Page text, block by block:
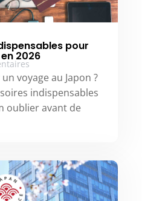
pour
2026
voyage au Japon ?
indispensables
oublier avant de